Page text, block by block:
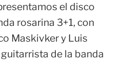
el disco
rosarina 3+1, con
Maskivker y Luis
de la banda